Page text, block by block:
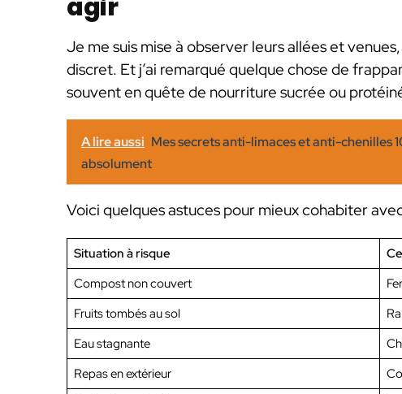
agir
Je me suis mise à observer leurs allées et
discret. Et j’ai remarqué quelque chose de
souvent en quête de nourriture sucrée ou
A lire aussi Mes secrets anti-limaces et anti-chenilles
absolument
Voici quelques astuces pour mieux cohabiter
Situation à risque
Compost non couvert
Fruits tombés au sol
Eau stagnante
Repas en extérieur